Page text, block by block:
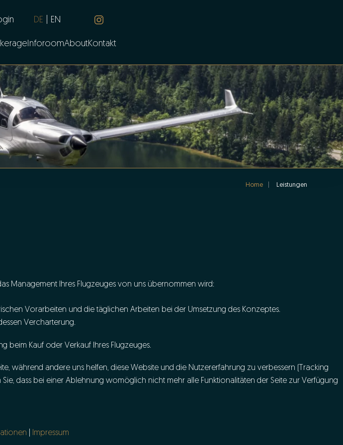
InforoomAboutKontakt
DE EN
Home Leistungen
Management Ihres Flugzeuges von uns übernommen wird:
Vorarbeiten und die täglichen Arbeiten bei der Umsetzung des Konzeptes.
Vercharterung.
beim Kauf oder Verkauf Ihres Flugzeuges.
während andere uns helfen, diese Website und die Nutzererfahrung zu verbessern (Tracking
dass bei einer Ablehnung womöglich nicht mehr alle Funktionalitäten der Seite zur Verfügung
Impressum